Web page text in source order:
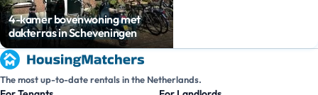
4-kamer bovenwoning met
dakterras in Scheveningen
The most up-to-date rentals in the Netherlands.